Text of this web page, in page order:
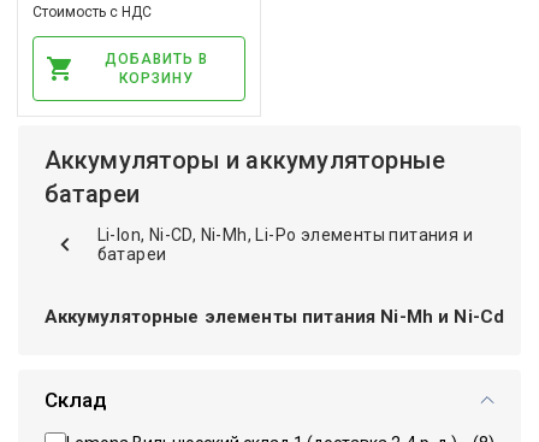
Стоимость с НДС
ДОБАВИТЬ В
КОРЗИНУ
Аккумуляторы и аккумуляторные
батареи
Li-Ion, Ni-CD, Ni-Mh, Li-Po элементы питания и
батареи
Аккумуляторные элементы питания Ni-Mh и Ni-Cd
Склад